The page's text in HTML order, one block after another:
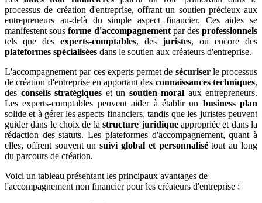
processus de création d'entreprise, offrant un soutien précieux aux
entrepreneurs au-delà du simple aspect financier. Ces aides se
manifestent sousforme d'accompagnementpar desprofessionnels
tels que des experts-comptables, des juristes, ou encore des
plateformes spécialisées dans le soutien aux créateurs d'entreprise.
L'accompagnement par ces experts permet de sécuriser le processus
de création d'entreprise en apportant des connaissances techniques,
des conseils stratégiques et un soutien moral aux entrepreneurs.
Les experts-comptables peuvent aider à établir un business plan
solide et à gérer les aspects financiers, tandis que les juristes peuvent
guider dans le choix de lastructure juridique appropriée et dans la
rédaction des statuts. Les plateformes d'accompagnement, quant à
elles, offrent souvent unsuivi global et personnalisétout au long
du parcours de création.
Voici un tableau présentant les principaux avantages de
l'accompagnement non financier pour les créateurs d'entreprise :